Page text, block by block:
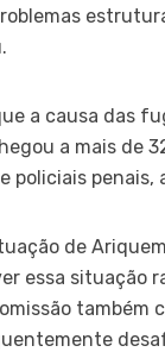
a causa das
a mais de
penais,
de
essa situação